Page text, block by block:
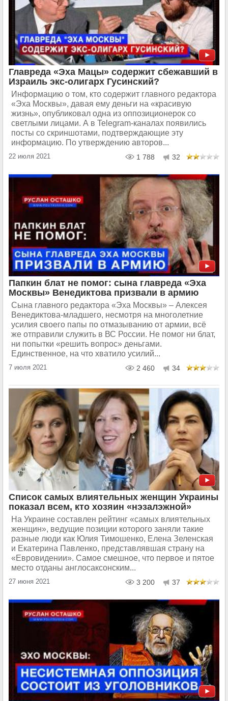
Главреда «Эха Мацы» содержит сбежавший в
Израиль экс-олигарх Гусинский?
Информацию о том, кто содержит главного редактора
«Эха Москвы», давая ему деньги на «красивую
жизнь», опубликовал одна из оппозиционерок со
светлыми лицами. А в Telegram-каналах появились
посты со скриншотами, подтверждающие эту
информацию. По утверждению авторов...
22 июля 2021 1 788 32
Папкин блат не помог: сына главреда «Эха
Москвы» Венедиктова призвали в армию
Сына главного редактора «Эха Москвы» – Алексея
Венедиктова-младшего, несмотря на многолетние
усилия своего папы по отмазыванию от армии, всё
же отправили служить в ВС России. Не помог ни блат,
ни попытки «решить вопрос» деньгами.
Единственное, на что хватило усилий...
7 июля 2021 2 460 34
Список самых влиятельных женщин Украины
показал всем, кто хозяин «нэзалэжной»
На Украине составлен рейтинг «самых влиятельных
женщин», ведущие позиции которого заняли такие
разные люди как Юлия Тимошенко, Елена Зеленская
и Екатерина Павленко, представлявшая страну на
«Евровидении». Самое смешное, что первое и пятое
место отданы англосаксонским...
27 июня 2021 3 200 37